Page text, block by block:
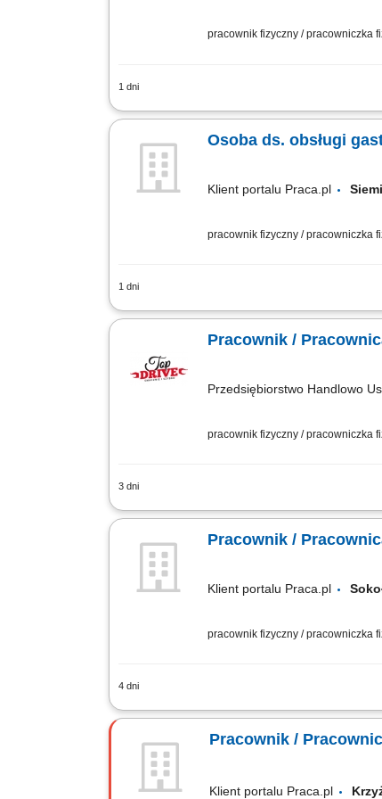
pracownik fizyczny / pracowniczka
1 dni
Zakres obowiązków: Zmywanie
Osoba ds. obsługi
Klient portalu Praca.pl
pracownik fizyczny / pracowniczka
1 dni
zapewnienie wysokiej jakości
Pracownik /
Przedsiębiorstwo Handlowo
pracownik fizyczny / pracowniczka
3 dni
Twoje główne zadania:
Pracownik /
Klient portalu Praca.pl
pracownik fizyczny / pracowniczka
4 dni
Profesjonalna obsługa Klientów i
Pracownik /
Klient portalu Praca.pl